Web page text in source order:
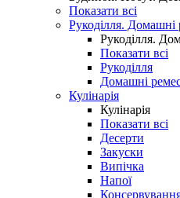
Показати всі
Рукоділля. Домашні
Рукоділля.
Показати всі
Рукоділля
Домашні
Кулінарія
Кулінарія
Показати всі
Десерти
Закуски
Випічка
Напої